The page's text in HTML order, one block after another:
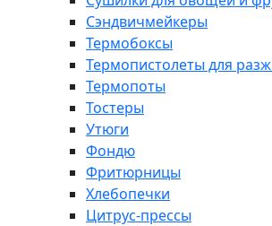
Сэндвичмейкеры
Термобоксы
Термопистолеты для
Термопоты
Тостеры
Утюги
Фондю
Фритюрницы
Хлебопечки
Цитрус-прессы